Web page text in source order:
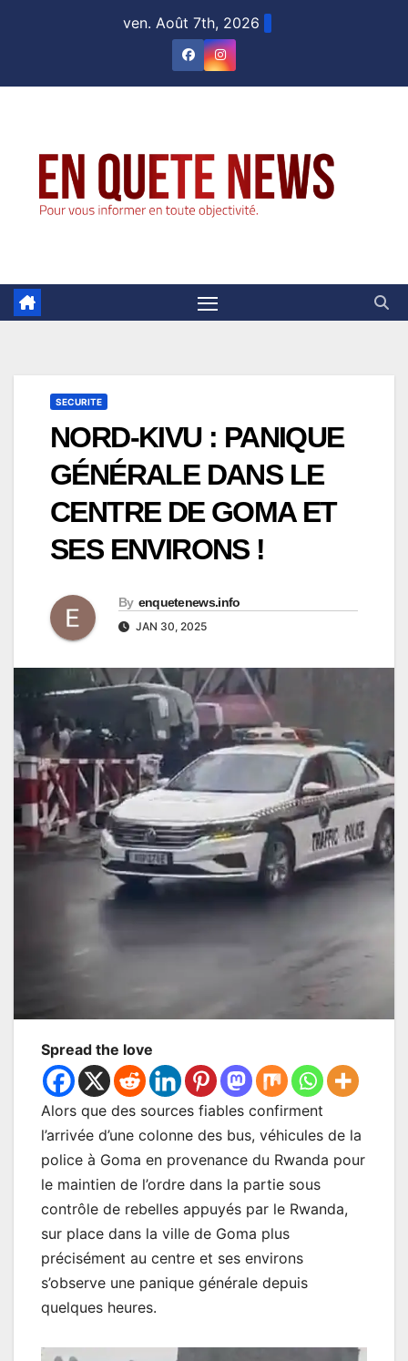
ven. Août 7th, 2026
SECURITE
NORD-KIVU : PANIQUE
GÉNÉRALE DANS LE
CENTRE DE GOMA ET
SES ENVIRONS !
By enquetenews.info
JAN 30, 2025
Spread the love
Alors que des sources fiables confirment
l’arrivée d’une colonne des bus, véhicules de la
police à Goma en provenance du Rwanda pour
le maintien de l’ordre dans la partie sous
contrôle de rebelles appuyés par le Rwanda,
sur place dans la ville de Goma plus
précisément au centre et ses environs
s’observe une panique générale depuis
quelques heures.